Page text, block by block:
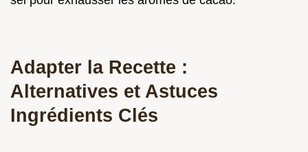
Adapter la Recette :
Alternatives et Astuces
Ingrédients Clés